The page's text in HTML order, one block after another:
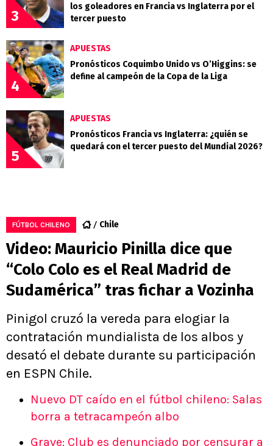
3
los goleadores en Francia vs Inglaterra por el
tercer puesto
4
APUESTAS
Pronósticos Coquimbo Unido vs O’Higgins: se
define al campeón de la Copa de la Liga
5
APUESTAS
Pronósticos Francia vs Inglaterra: ¿quién se
quedará con el tercer puesto del Mundial 2026?
FÚTBOL CHILENO Chile
Video: Mauricio Pinilla dice que
“Colo Colo es el Real Madrid de
Sudamérica” tras fichar a Vozinha
Pinigol cruzó la vereda para elogiar la
contratación mundialista de los albos y
desató el debate durante su participación
en ESPN Chile.
Nuevo DT caído en el fútbol chileno: Salas
borra a tetracampeón albo
Grave: Club es denunciado por censurar a